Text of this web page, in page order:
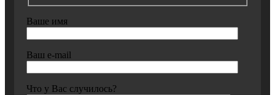
Ваше имя
Ваш e-mail
Что у Вас случилось?